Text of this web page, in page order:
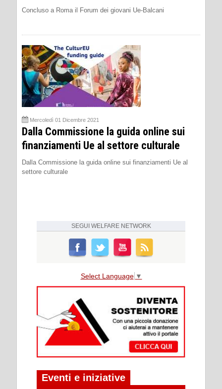
Concluso a Roma il Forum dei giovani Ue-Balcani
Mercoledì 01 Dicembre 2021
Dalla Commissione la guida online sui
finanziamenti Ue al settore culturale
Dalla Commissione la guida online sui finanziamenti Ue al
settore culturale
SEGUI WELFARE NETWORK
Select Language ▼
Eventi e iniziative